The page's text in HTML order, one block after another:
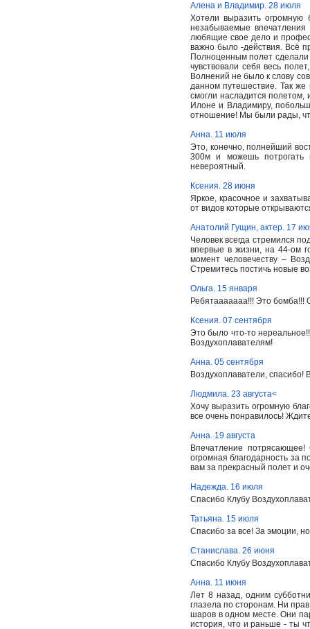
Алена и Владимир. 28 июля
Хотели выразить огромную
незабываемые
любящие свое дело и
важно было -действия. Всё
Полноценным полет
чувствовали себя весь
Волнений не было к слову
данном путешествие. Так
смогли насладится
Илоне и Владимиру,
отношение! Мы были рады,
Анна. 11 июля
Это, конечно, полнейший
300м и можешь потрогать
невероятный.
Ксения. 28 июня
Яркое, красочное и
от видов которые
Анатолий Гущин, актер. 17
Человек всегда стремился
впервые в жизни, на 44-ом
момент человечеству –
Стремитесь постичь новые
Ольга. 15 января
Ребятааааааа!!! Это
Ксения. 07 сентября
Это было что-то
Воздухоплавателям!
Анна. 05 сентября
Воздухоплаватели, спасибо!
Людмила. 23 августа<
Хочу выразить огромную
все очень понравилось!
Анна. 19 августа
Впечатление
огромная благодарность за
вам за прекрасный полет и
Надежда. 16 июля
Спасибо Клубу
Татьяна. 15 июля
Спасибо за все! За эмоции,
Станислава. 26 июня
Спасибо Клубу
Анна. 11 июня
Лет 8 назад, одним
глазела по сторонам. Ни
шаров в одном месте. Они
история, что и раньше - ты